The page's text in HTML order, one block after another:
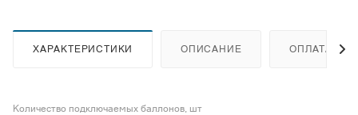
ХАРАКТЕРИСТИКИ ОПИСАНИЕ ОПЛАТА
Количество подключаемых баллонов, шт